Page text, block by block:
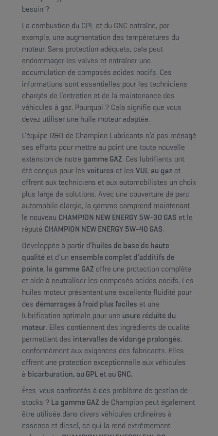
besoin ?
La combustion du GPL et du GNC entraîne, par
exemple, une augmentation des températures du
moteur. Sans protection adéquats, cela peut
endommager les valves et entraîner une
accumulation de composés acides nocifs. Ces
informations sont essentielles pour les techniciens
chargés de l’entretien et de la maintenance des
véhicules à gaz. Pourquoi ? Cela signifie que vous
devez utiliser une huile moteur adaptée.
L’équipe R&D de Champion Lubricants n’a pas ménagé
ses efforts pour mettre au point une toute nouvelle
extension de notre gamme GAZ. Ces lubrifiants ont
été conçus pour les voitures et les VUL au gaz et
offrent aux techniciens et aux automobilistes un choix
plus large de solutions. Avec une couverture de parc
automobile élargie, la gamme comprend maintenant
le nouveau CHAMPION NEW ENERGY 5W-30 GAS et le
réputé CHAMPION NEW ENERGY 5W-40 GAS.
Développée à partir d’huiles de base de haute
qualité et d’un ensemble complet d’additifs de
pointe, la gamme GAZ offre une protection complète
et aide à neutraliser les composés acides nocifs. Les
huiles moteur présentent une excellente fluidité pour
des démarrages à froid plus faciles et une
lubrification optimale pour une usure réduite du
moteur. Elles contiennent des ingrédients de qualité
permettant des intervalles de vidange prolongés,
conformément aux exigences des fabricants. Elles
offrent une protection exceptionnelle aux véhicules
à bicarburation, au GPL et au GNC.
Êtes-vous confrontés à des problème de gestion de
stocks ? La gamme GAZ de Champion peut également
être utilisée dans divers véhicules ordinaires à
essence et diesel, ce qui la rend extrêmement